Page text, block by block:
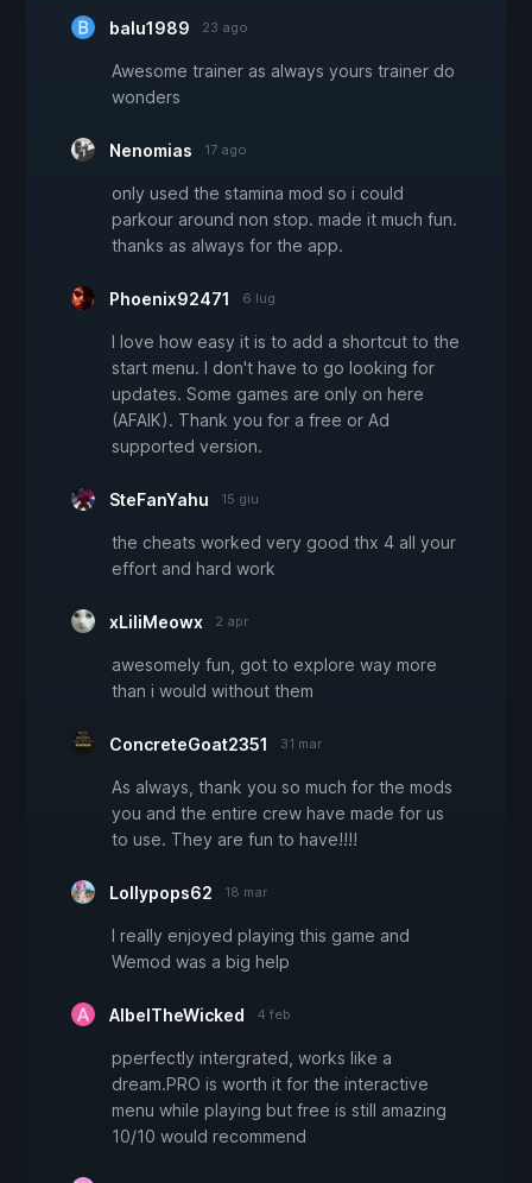
balu1989 23 ago
Awesome trainer as always yours trainer do
wonders
Nenomias 17 ago
only used the stamina mod so i could
parkour around non stop. made it much fun.
thanks as always for the app.
Phoenix92471 6 lug
I love how easy it is to add a shortcut to the
start menu. I don't have to go looking for
updates. Some games are only on here
(AFAIK). Thank you for a free or Ad
supported version.
SteFanYahu 15 giu
the cheats worked very good thx 4 all your
effort and hard work
xLiliMeowx 2 apr
awesomely fun, got to explore way more
than i would without them
ConcreteGoat2351 31 mar
As always, thank you so much for the mods
you and the entire crew have made for us
to use. They are fun to have!!!!
Lollypops62 18 mar
I really enjoyed playing this game and
Wemod was a big help
AlbelTheWicked 4 feb
pperfectly intergrated, works like a
dream.PRO is worth it for the interactive
menu while playing but free is still amazing
10/10 would recommend